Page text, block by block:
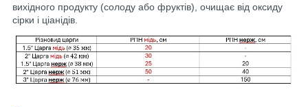
вихідного продукту (солоду або фруктів), очищає від оксиду
сірки і ціанідів.